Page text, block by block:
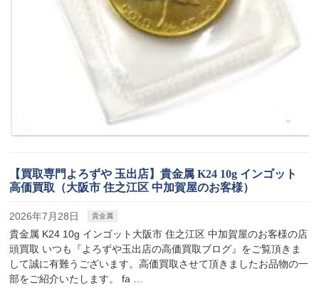
【買取専門よろずや 玉出店】貴金属 K24 10g インゴット
高価買取（大阪市 住之江区 中加賀屋のお客様）
2026年7月28日 貴金属
貴金属 K24 10g インゴット大阪市 住之江区 中加賀屋のお客様の店
頭買取 いつも『よろずや玉出店の高価買取ブログ』をご覧頂きま
して誠に有難うございます。高価買取させて頂きましたお品物の一
部をご紹介いたします。 fa …